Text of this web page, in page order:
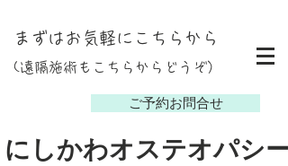
ご予約お問合せ
にしかわオステオパシー
まずはお気軽にこちらから
(遠隔施術もこちらからどうぞ）